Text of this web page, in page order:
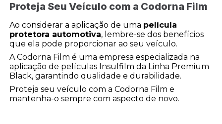
Proteja Seu Veículo com a Codorna Film
Ao considerar a aplicação de uma película
protetora automotiva, lembre-se dos benefícios
que ela pode proporcionar ao seu veículo.
A Codorna Film é uma empresa especializada na
aplicação de películas Insulfilm da Linha Premium
Black, garantindo qualidade e durabilidade.
Proteja seu veículo com a Codorna Film e
mantenha-o sempre com aspecto de novo.